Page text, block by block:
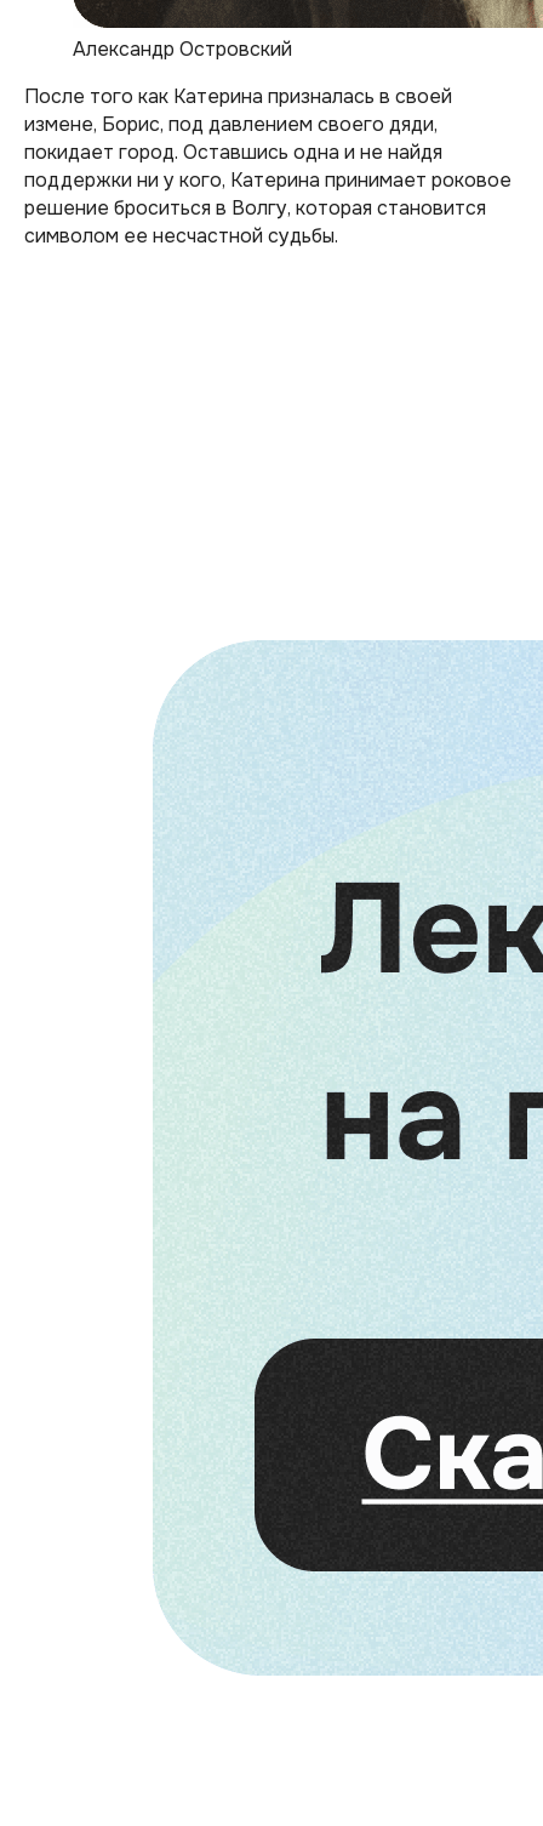
Александр Островский
После того как Катерина призналась в своей
измене, Борис, под давлением своего дяди,
покидает город. Оставшись одна и не найдя
поддержки ни у кого, Катерина принимает роковое
решение броситься в Волгу, которая становится
символом ее несчастной судьбы.